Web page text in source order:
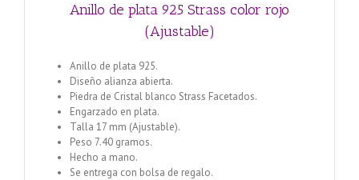
Anillo de plata 925 Strass color rojo
(Ajustable)
Anillo de plata 925.
Diseño alianza abierta.
Piedra de Cristal blanco Strass Facetados.
Engarzado en plata.
Talla 17 mm (Ajustable).
Peso 7.40 gramos.
Hecho a mano.
Se entrega con bolsa de regalo.